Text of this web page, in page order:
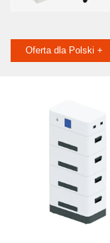
Oferta dla Polski +